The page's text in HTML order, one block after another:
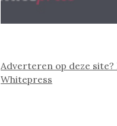
Adverteren op deze site?
Whitepress